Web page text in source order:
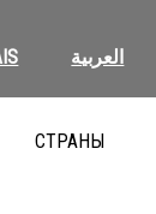
العربية
СТРАНЫ